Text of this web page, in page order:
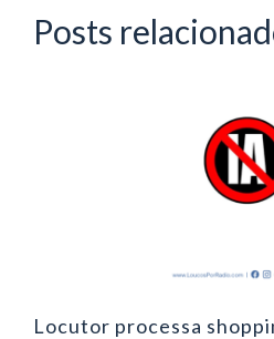
Posts
Locutor processa